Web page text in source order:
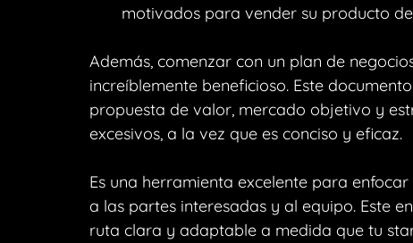
motivados para vender su producto
Además, comenzar con un plan de
increíblemente beneficioso. Este
propuesta de valor, mercado objetivo y
excesivos, a la vez que es conciso y eficaz.
Es una herramienta excelente para
a las partes interesadas y al equipo. Este
ruta clara y adaptable a medida que tu